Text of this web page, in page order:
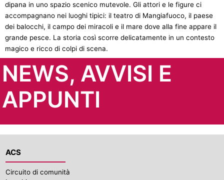
dipana in uno spazio scenico mutevole. Gli attori e le figure ci
accompagnano nei luoghi tipici: il teatro di Mangiafuoco, il paese
dei balocchi, il campo dei miracoli e il mare dove alla fine appare il
grande pesce. La storia così scorre delicatamente in un contesto
magico e ricco di colpi di scena.
NEWS, AVVISI E
APPUNTI
ACS
Circuito di comunità